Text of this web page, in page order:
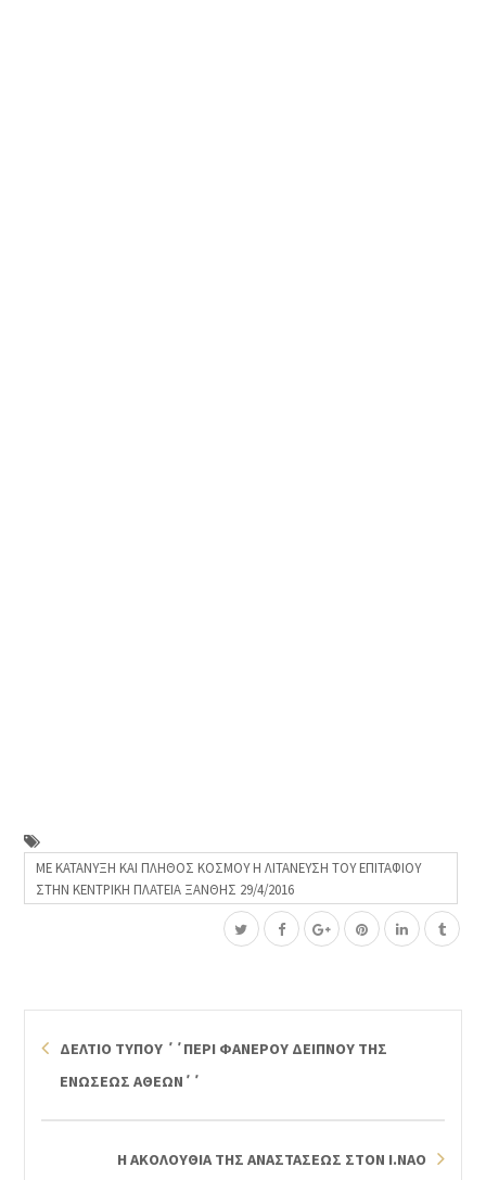
ΜΕ ΚΑΤΑΝΥΞΗ ΚΑΙ ΠΛΗΘΟΣ ΚΟΣΜΟΥ Η ΛΙΤΑΝΕΥΣΗ ΤΟΥ ΕΠΙΤΑΦΙΟΥ
ΣΤΗΝ ΚΕΝΤΡΙΚΗ ΠΛΑΤΕΙΑ ΞΑΝΘΗΣ 29/4/2016
ΔΕΛΤΙΟ ΤΥΠΟΥ ΄΄ΠΕΡΙ ΦΑΝΕΡΟΥ ΔΕΙΠΝΟΥ ΤΗΣ
ΕΝΩΣΕΩΣ ΑΘΕΩΝ΄΄
Η ΑΚΟΛΟΥΘΙΑ ΤΗΣ ΑΝΑΣΤΑΣΕΩΣ ΣΤΟΝ Ι.ΝΑΟ